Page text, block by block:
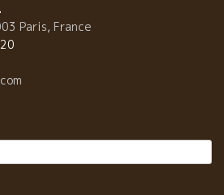
Paris, France